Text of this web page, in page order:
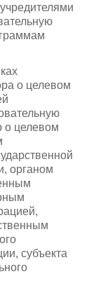
о целевом
о целевом
органом
субъекта